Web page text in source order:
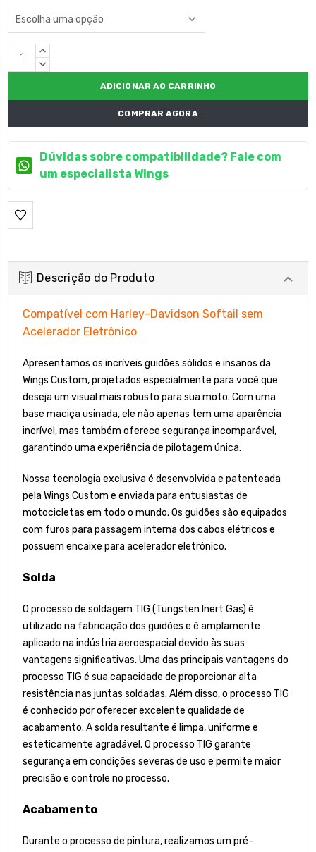
EstoqueQUANTIDADE
CRESCENTE:
QUANTIDADE
COMPRAR AGORA
Dúvidas sobre compatibilidade? Fale com
um especialista Wings
Descrição do Produto
Compatível com Harley-Davidson Softail sem
Acelerador Eletrônico
Apresentamos os incríveis guidões sólidos e insanos da
Wings Custom, projetados especialmente para você que
deseja um visual mais robusto para sua moto. Com uma
base maciça usinada, ele não apenas tem uma aparência
incrível, mas também oferece segurança incomparável,
garantindo uma experiência de pilotagem única.
Nossa tecnologia exclusiva é desenvolvida e patenteada
pela Wings Custom e enviada para entusiastas de
motocicletas em todo o mundo. Os guidões são equipados
com furos para passagem interna dos cabos elétricos e
possuem encaixe para acelerador eletrônico.
Solda
O processo de soldagem TIG (Tungsten Inert Gas) é
utilizado na fabricação dos guidões e é amplamente
aplicado na indústria aeroespacial devido às suas
vantagens significativas. Uma das principais vantagens do
processo TIG é sua capacidade de proporcionar alta
resistência nas juntas soldadas. Além disso, o processo TIG
é conhecido por oferecer excelente qualidade de
acabamento. A solda resultante é limpa, uniforme e
esteticamente agradável. O processo TIG garante
segurança em condições severas de uso e permite maior
precisão e controle no processo.
Acabamento
Durante o processo de pintura, realizamos um pré-